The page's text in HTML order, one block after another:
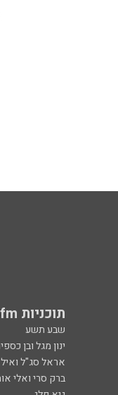
תוכניות 103fm
שבע תשע
ינון מגל ובן
אראל סג"ל
ברק סרי ואלי